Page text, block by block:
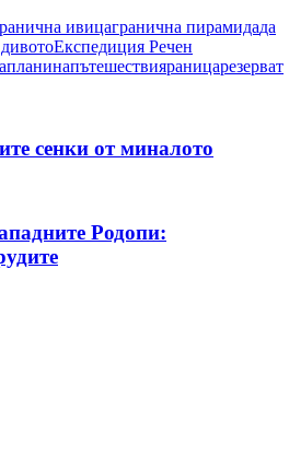
ивицагранична пирамидада
Експедиция Речен
планинапътешествияраницарезерват
сенки от миналото
Родопи: